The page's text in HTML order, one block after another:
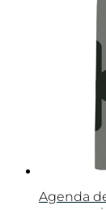
Agenda